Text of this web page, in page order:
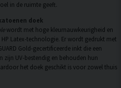
in de ruimte geeft.
doek
wordt met hoge kleurnauwkeurigheid en
Latex-technologie. Er wordt gedrukt met
Gold-gecertificeerde inkt die een
zijn UV-bestendig en behouden hun
het doek geschikt is voor zowel thuis